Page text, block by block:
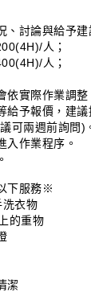
、討論與給予建
人；
人；
依實際作業調
予報價，建議
可兩週前詢問)
入作業程序。
下服務※
洗衣物
的重物
潔